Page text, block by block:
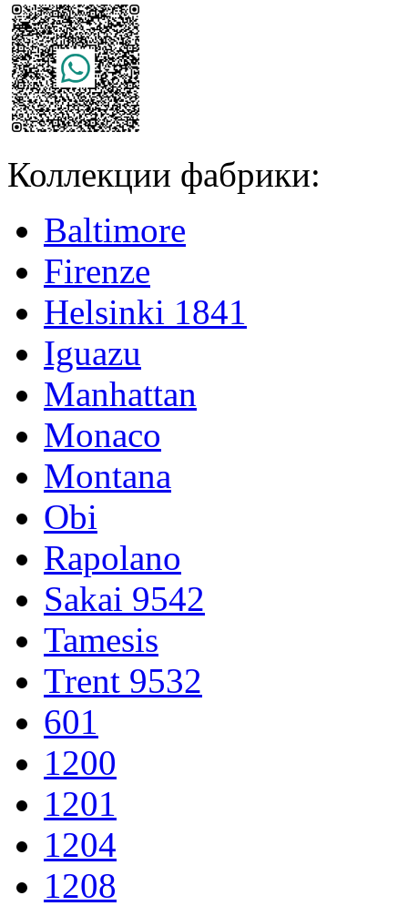
Коллекции фабрики:
Baltimore
Firenze
Helsinki 1841
Iguazu
Manhattan
Monaco
Montana
Obi
Rapolano
Sakai 9542
Tamesis
Trent 9532
601
1200
1201
1204
1208